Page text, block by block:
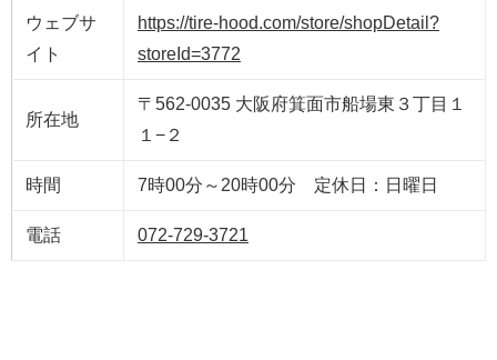
ウェブサ
イト
https://tire-hood.com/store/shopDetail?
storeId=3772
所在地
〒562-0035 大阪府箕面市船場東３丁目１
１−２
時間 7時00分～20時00分 定休日：日曜日
電話 072-729-3721